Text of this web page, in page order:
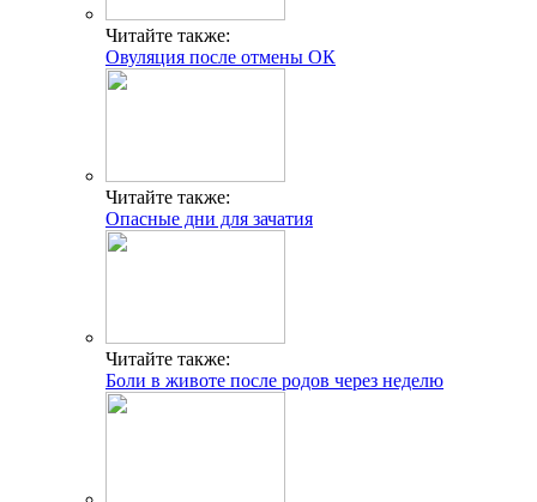
Читайте также:
Овуляция после отмены ОК
Читайте также:
Опасные дни для зачатия
Читайте также:
Боли в животе после родов через неделю